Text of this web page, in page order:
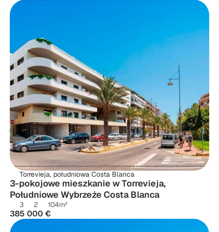
Torrevieja, południowa Costa Blanca
3-pokojowe mieszkanie w Torrevieja,
Południowe Wybrzeże Costa Blanca
3 2 104m²
385 000 €